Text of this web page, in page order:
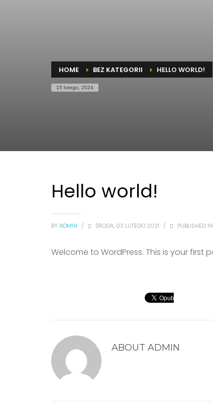
HOME BEZ KATEGORII HELLO WORLD!
15 lutego, 2024
Hello world!
BY ADMIN / ŚRODA, 03 LUTEGO 2021 / PUBLISHED IN
Welcome to WordPress. This is your first
ABOUT ADMIN